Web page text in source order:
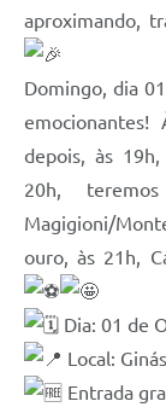
Relatório
Negócios
aproximando,
Domingo, dia
depois, às
20h,
Magigioni/
ouro, às 21h,
Dia: 01 de
Local:
Entrada